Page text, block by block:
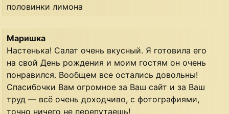
половинки лимона
Маришка
Настенька! Салат очень вкусный. Я готовила его
на свой День рождения и моим гостям он очень
понравился. Вообщем все остались довольны!
Спасибочки Вам огромное за Ваш сайт и за Ваш
труд — всё очень доходчиво, с фотографиями,
точно ничего не перепутаешь!